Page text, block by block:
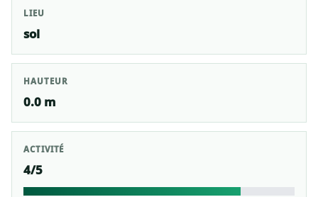
LIEU
sol
HAUTEUR
0.0 m
ACTIVITÉ
4/5